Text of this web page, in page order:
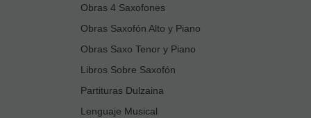
Obras 4 Saxofones
Obras Saxofón Alto y Piano
Obras Saxo Tenor y Piano
Libros Sobre Saxofón
Partituras Dulzaina
Lenguaje Musical